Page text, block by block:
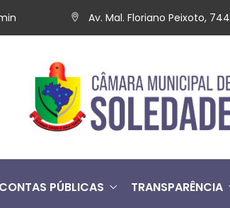
Av. Mal. Floriano Peixoto, 744
CONTAS PÚBLICAS TRANSPARÊNCIA